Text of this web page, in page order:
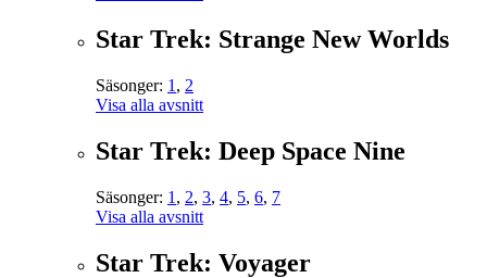
Star Trek: Strange New Worlds
Säsonger: 1 , 2
Visa alla avsnitt
Star Trek: Deep Space Nine
Säsonger: 1 , 2, 3, 4, 5, 6, 7
Visa alla avsnitt
Star Trek: Voyager